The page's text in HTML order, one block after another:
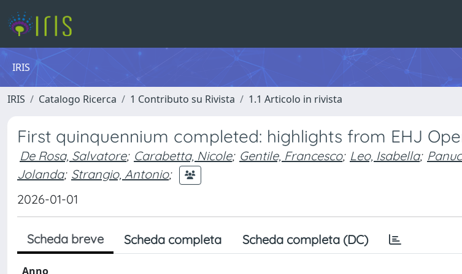
IRIS
IRIS Catalogo Ricerca 1 Contributo su Rivista 1.1 Articolo in rivista
First quinquennium completed: highlights from EHJ
De Rosa, Salvatore; Carabetta, Nicole; Gentile, Francesco; Leo, Isabella;
Jolanda; Strangio, Antonio;
2026-01-01
Scheda breve Scheda completa Scheda completa (DC)
Anno